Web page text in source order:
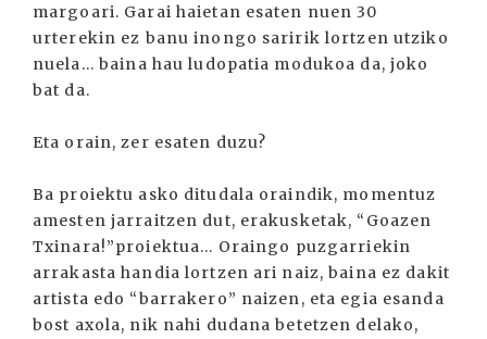
margoari. Garai haietan esaten nuen 30
urterekin ez banu inongo saririk lortzen utziko
nuela... baina hau ludopatia modukoa da, joko
bat da.
Eta orain, zer esaten duzu?
Ba proiektu asko ditudala oraindik, momentuz
amesten jarraitzen dut, erakusketak, “Goazen
Txinara!”proiektua... Oraingo puzgarriekin
arrakasta handia lortzen ari naiz, baina ez dakit
artista edo “barrakero” naizen, eta egia esanda
bost axola, nik nahi dudana betetzen delako,